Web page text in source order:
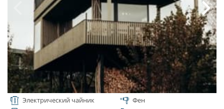
Электрический чайник
Фен